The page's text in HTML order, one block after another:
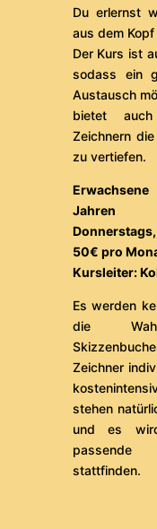
Du erlernst
aus dem
Der Kurs ist
sodass ein
Austausch
bietet auch
Zeichnern
zu vertiefen.
Jahren
50€ pro
Kursleiter:
Es werden
die
Zeichner
stehen
und es
passende
stattfinden.